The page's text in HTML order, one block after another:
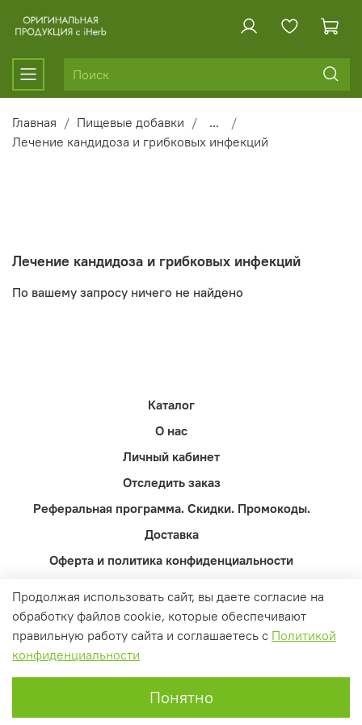
Главная Пищевые добавки
...
Лечение кандидоза и грибковых инфекций
Лечение кандидоза и грибковых инфекций
По вашему запросу ничего не найдено
Каталог
О нас
Личный кабинет
Отследить заказ
Реферальная программа. Скидки. Промокоды.
Доставка
Оферта и политика конфиденциальности
Контакты
Вопросы и ответы
Продолжая использовать сайт, вы даете согласие на
обработку файлов cookie, которые обеспечивают
правильную работу сайта и соглашаетесь с Политикой
конфиденциальности
Понятно